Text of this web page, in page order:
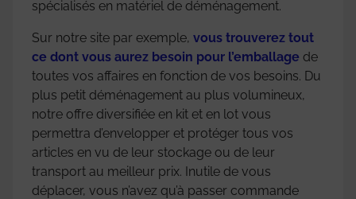
spécialisés en matériel de déménagement.
Sur notre site par exemple, vous trouverez tout
ce dont vous aurez besoin pour l’emballage de
toutes vos affaires en fonction de vos besoins. Du
plus petit déménagement au plus volumineux,
notre offre diversifiée en kit et en lot vous
permettra d’envelopper et protéger tous vos
articles en vu de leur stockage ou de leur
transport au meilleur prix. Inutile de vous
déplacer, vous n’avez qu’à passer commande